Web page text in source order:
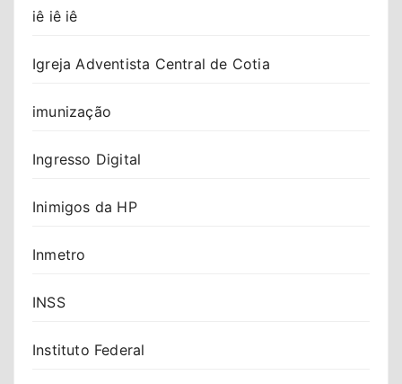
iê iê iê
Igreja Adventista Central de Cotia
imunização
Ingresso Digital
Inimigos da HP
Inmetro
INSS
Instituto Federal